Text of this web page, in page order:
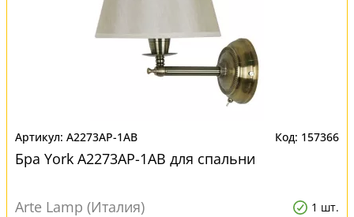
A2273AP-1AB 157366
Бра York A2273AP-1AB для спальни
Arte Lamp (Италия) 1 шт.